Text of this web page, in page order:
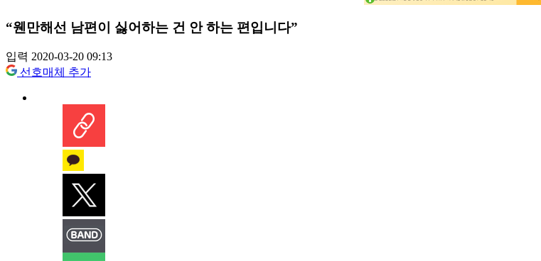
“웬만해선 남편이 싫어하는 건 안 하는 편입니다”
입력 2020-03-20 09:13
선호매체 추가